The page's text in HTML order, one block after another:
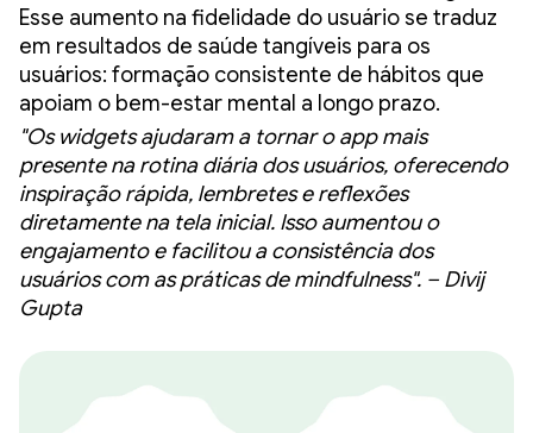
Esse aumento na fidelidade do usuário se traduz
em resultados de saúde tangíveis para os
usuários: formação consistente de hábitos que
apoiam o bem-estar mental a longo prazo.
"Os widgets ajudaram a tornar o app mais
presente na rotina diária dos usuários, oferecendo
inspiração rápida, lembretes e reflexões
diretamente na tela inicial. Isso aumentou o
engajamento e facilitou a consistência dos
usuários com as práticas de mindfulness". – Divij
Gupta